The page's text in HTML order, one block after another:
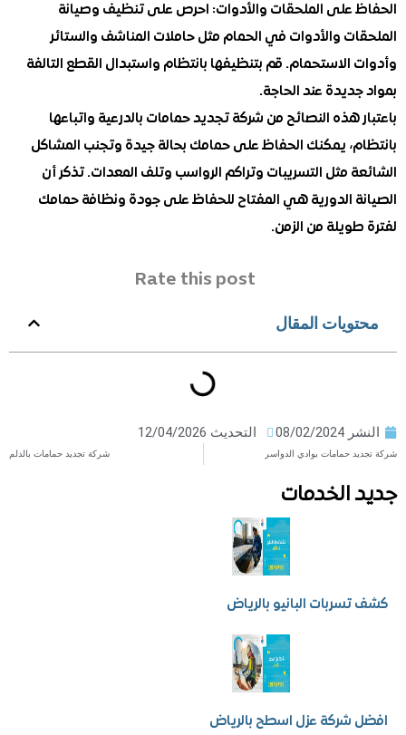
على الملحقات والأدوات: احرص على تنظيف وصيانة
والأدوات في الحمام مثل حاملات المناشف والستائر
الاستحمام. قم بتنظيفها بانتظام واستبدال القطع التالفة
عند الحاجة.
هذه النصائح من شركة تجديد حمامات بالدرعية واتباعها
يمكنك الحفاظ على حمامك بحالة جيدة وتجنب المشاكل
مثل التسريبات وتراكم الرواسب وتلف المعدات. تذكر أن
الدورية هي المفتاح للحفاظ على جودة ونظافة حمامك
من الزمن.
Rate this post
المقال
08/02/2024 التحديث 12/04/2026
حمامات بوادي الدواسر شركة تجديد حمامات بالدلم
الخدمات
البانيو بالرياض
شركة عزل اسطح بالرياض